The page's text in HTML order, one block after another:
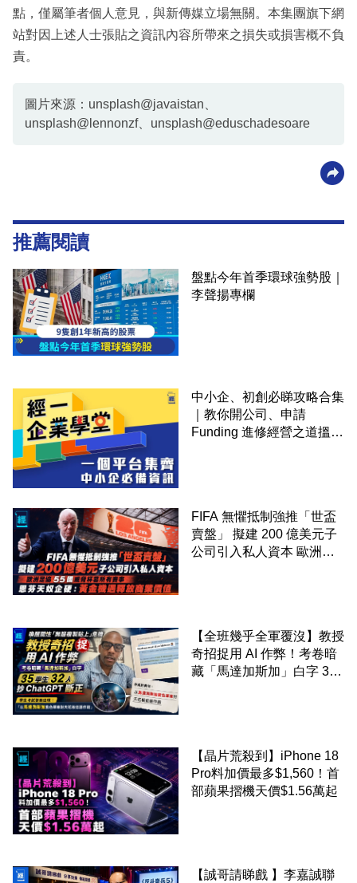
點，僅屬筆者個人意見，與新傳媒立場無關。本集團旗下網
站對因上述人士張貼之資訊內容所帶來之損失或損害概不負
責。
圖片來源：unsplash@javaistan、
unsplash@lennonzf、unsplash@eduschadesoare
推薦閱讀
盤點今年首季環球強勢股｜
李聲揚專欄
中小企、初創必睇攻略合集
｜教你開公司、申請
Funding 進修經營之道搵大
FIFA 無懼抵制強推「世盃
賣盤」 擬建 200 億美元子
公司引入私人資本 歐洲足
【全班幾乎全軍覆沒】教授
奇招捉用 AI 作弊！考卷暗
藏「馬達加斯加」白字 35
【晶片荒殺到】iPhone 18
Pro料加價最多$1,560！首
部蘋果摺機天價$1.56萬起
【誠哥請睇戲 】李嘉誠聯